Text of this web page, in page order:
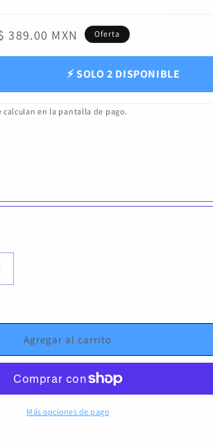
389.00 MXN Oferta
⚡ SOLO 2 DISPONIBLE
calculan en la pantalla de pago.
Pikachu
Agregar al carrito
Más opciones de pago